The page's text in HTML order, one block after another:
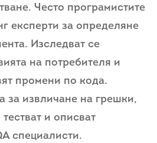
Често програмистите
експерти за определяне
Изследват се
на потребителя и
промени по кода.
за извличане на грешки,
и описват
специалисти.